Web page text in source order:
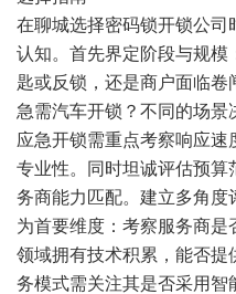
在聊城选择密码锁开锁公
认知。首先界定阶段与规模
匙或反锁，还是商户面临
急需汽车开锁？不同的场
应急开锁需重点考察响应
专业性。同时坦诚评估预算
务商能力匹配。建立多角度
为首要维度：考察服务商
领域拥有技术积累，能否提
务模式需关注其是否采用智